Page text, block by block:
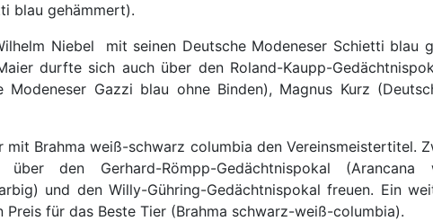
blau gehämmert).
Niebel mit seinen Deutsche Modeneser Schietti blau
durfte sich auch über den Roland-Kaupp-
Gazzi blau ohne Binden), Magnus Kurz
Brahma weiß-schwarz columbia den Vereinsmeistertitel.
den Gerhard-Römpp-Gedächtnispokal (Arancana
und den Willy-Gühring-Gedächtnispokal freuen. Ein
für das Beste Tier (Brahma schwarz-weiß-columbia).